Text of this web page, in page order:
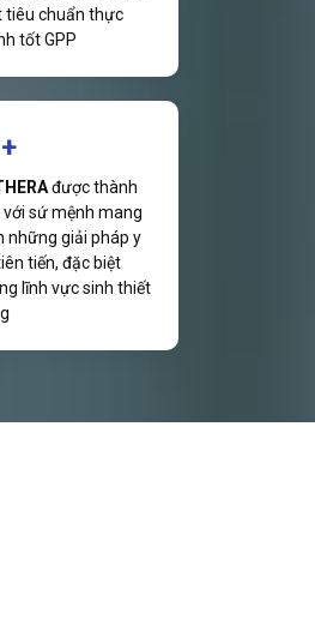
tiêu chuẩn thực
tốt GPP
+
được thành
với sứ mệnh mang
những giải pháp y
tiến, đặc biệt
lĩnh vực sinh thiết